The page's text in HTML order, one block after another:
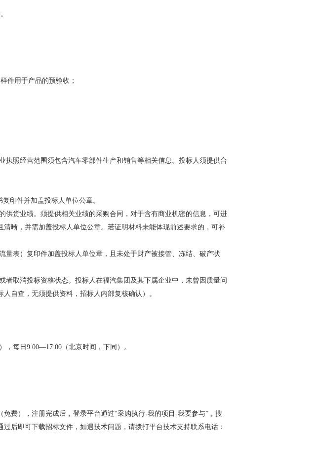
件用于产品的预验收；
照经营范围须包含汽车零部件生产和销售等相关信息。投标人须提供合
印件并加盖投标人单位公章。
供货业绩。须提供相关业绩的采购合同，对于含有商业机密的信息，可进
晰，并需加盖投标人单位公章。若证明材料未能体现前述要求的，可补
量表）复印件加盖投标人单位章，且未处于财产被接管、冻结、破产状
取消投标资格状态。投标人在福汽集团及其下属企业中，未曾因质量问
自查，无须提供资料，招标人内部复核确认）。
，每日9:00—17:00（北京时间，下同）。
费），注册完成后，登录平台通过“采购执行-我的项目-我要参与”，搜
后即可下载招标文件，如遇技术问题，请拨打平台技术支持联系电话：